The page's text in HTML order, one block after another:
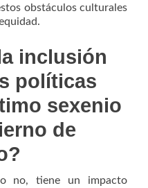
obstáculos culturales
inclusión
políticas
sexenio
de
o no, tiene un impacto